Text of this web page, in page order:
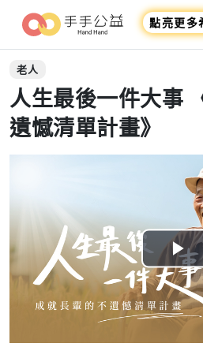
點亮更多
老人
人生最後一件大事
遺憾清單計畫》